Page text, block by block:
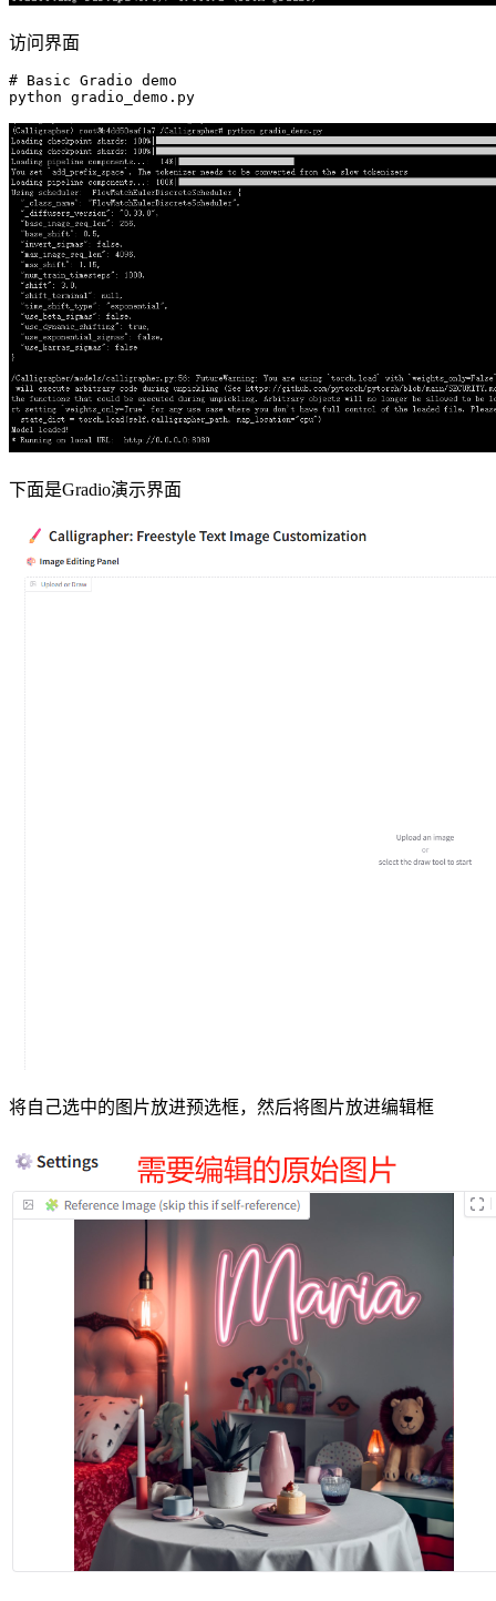
访问界面
# Basic Gradio demo
下面是Gradio演示界面
将自己选中的图片放进预选框，然后将图片放进编辑框